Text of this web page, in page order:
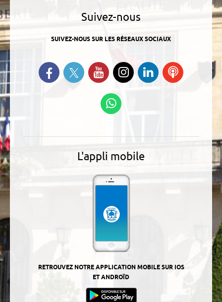
Suivez-nous
SUIVEZ-NOUS SUR LES RÉSEAUX SOCIAUX
Retrouvez-nous sur Facebook
Suivez-nous sur Twitter
Suivez-nous sur YouTube
Suivez-nous sur
Instagram
Retrouvez-
nous sur
Ecoutez
L'appli mobile
RETROUVEZ NOTRE APPLICATION MOBILE SUR IOS
ET ANDROÏD